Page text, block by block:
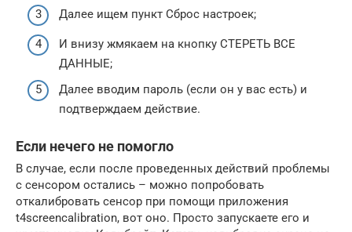
Далее ищем пункт Сброс настроек;
И внизу жмякаем на кнопку СТЕРЕТЬ ВСЕ
ДАННЫЕ;
Далее вводим пароль (если он у вас есть) и
подтверждаем действие.
Если нечего не помогло
В случае, если после проведенных действий проблемы
с сенсором остались – можно попробовать
откалибровать сенсор при помощи приложения
t4screencalibration, вот оно. Просто запускаете его и